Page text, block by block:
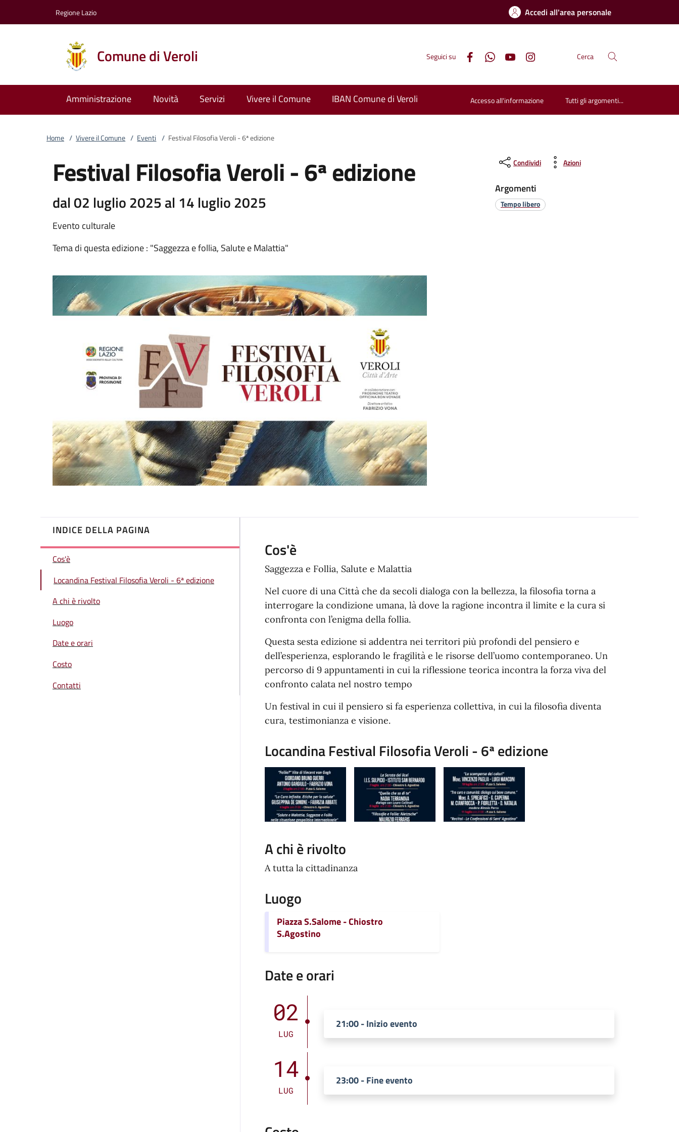
Regione Lazio Accedi all'area personale
Comune di Veroli Seguici su Cerca
Amministrazione Novità Servizi Vivere il Comune IBAN Comune di Veroli Accesso all'informazione Tutti gli argomenti...
Home / Vivere il Comune / Eventi / Festival Filosofia Veroli - 6ª edizione
Festival Filosofia Veroli - 6ª edizione
dal 02 luglio 2025 al 14 luglio 2025
Evento culturale
Tema di questa edizione : "Saggezza e follia, Salute e Malattia"
Condividi Azioni
Argomenti
Tempo libero
INDICE DELLA PAGINA
Cos'è
Locandina Festival Filosofia Veroli - 6ª edizione
A chi è rivolto
Luogo
Date e orari
Costo
Contatti
Cos'è
Saggezza e Follia, Salute e Malattia
Nel cuore di una Città che da secoli dialoga con la bellezza, la filosofia torna a
interrogare la condizione umana, là dove la ragione incontra il limite e la cura si
confronta con l’enigma della follia.
Questa sesta edizione si addentra nei territori più profondi del pensiero e
dell’esperienza, esplorando le fragilità e le risorse dell’uomo contemporaneo. Un
percorso di 9 appuntamenti in cui la riflessione teorica incontra la forza viva del
confronto calata nel nostro tempo
Un festival in cui il pensiero si fa esperienza collettiva, in cui la filosofia diventa
cura, testimonianza e visione.
Locandina Festival Filosofia Veroli - 6ª edizione
A chi è rivolto
A tutta la cittadinanza
Luogo
Piazza S.Salome - Chiostro
S.Agostino
Date e orari
02
LUG
21:00 - Inizio evento
14
LUG
23:00 - Fine evento